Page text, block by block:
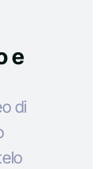
e
di